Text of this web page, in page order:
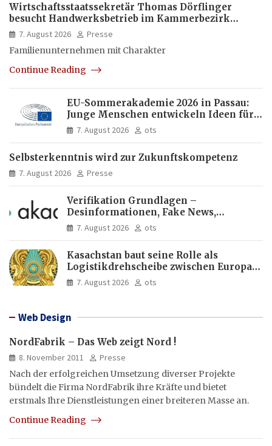
Wirtschaftsstaatssekretär Thomas Dörflinger
besucht Handwerksbetrieb im Kammerbezirk
Freiburg
7. August 2026
Presse
Familienunternehmen mit Charakter
Continue Reading
EU-Sommerakademie 2026 in Passau:
Junge Menschen entwickeln Ideen für
Europas Zukunft
7. August 2026 ots
Selbsterkenntnis wird zur Zukunftskompetenz
7. August 2026 Presse
Verifikation Grundlagen –
Desinformationen, Fake News,
manipulierte Inhalte | dpa-Akademie
7. August 2026 ots
Kasachstan baut seine Rolle als
Logistikdrehscheibe zwischen Europa
und Asien aus
7. August 2026 ots
Web Design
NordFabrik – Das Web zeigt Nord !
8. November 2011
Presse
Nach der erfolgreichen Umsetzung diverser Projekte
bündelt die Firma NordFabrik ihre Kräfte und bietet
erstmals Ihre Dienstleistungen einer breiteren Masse an.
Continue Reading